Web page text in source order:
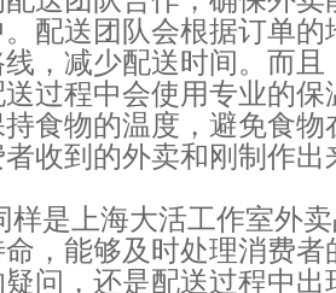
配送团队会根据订单
，减少配送时间。而
过程中会使用专业的
食物的温度，避免食
收到的外卖和刚制作
样是上海大活工作室外
，能够及时处理消费
问，还是配送过程中